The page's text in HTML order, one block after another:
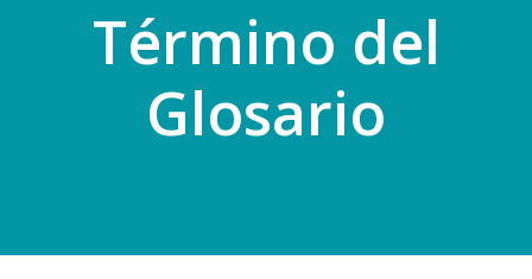
Término del
Glosario